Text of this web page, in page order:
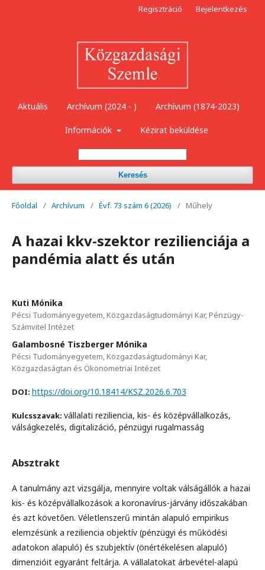
Aktuális Archívum (2024 - ) Archívum (1874-2023)
Információk Kézirat beküldése
Keresés
Regisztráció Bejelentkezés
Főoldal / Archívum / Évf. 73 szám 6 (2026) / Műhely
A hazai kkv-szektor rezilienciája a
pandémia alatt és után
Kuti Mónika
Pécsi Tudományegyetem, Közgazdaságtudományi Kar, Pénzügy-
Számvitel Intézet
Galambosné Tiszberger Mónika
Pécsi Tudományegyetem, Közgazdaságtudományi Kar,
Közgazdaságtan és Ökonometriai Intézet
DOI: https://doi.org/10.18414/KSZ.2026.6.703
Kulcsszavak: vállalati reziliencia, kis- és középvállalkozás,
válságkezelés, digita­li­zá­ció, pénzügyi rugalmasság
Absztrakt
A tanulmány azt vizsgálja, mennyire voltak válságállók a hazai
kis- és középvállalkozások a koronavírus-járvány időszakában
és azt követően. Véletlenszerű mintán alapuló empirikus
elemzésünk a reziliencia objektív (pénzügyi és működési
adatokon alapuló) és szubjektív (önértékelésen alapuló)
dimenzióit egyaránt feltárja. A vállalatokat árbevétel-alapú